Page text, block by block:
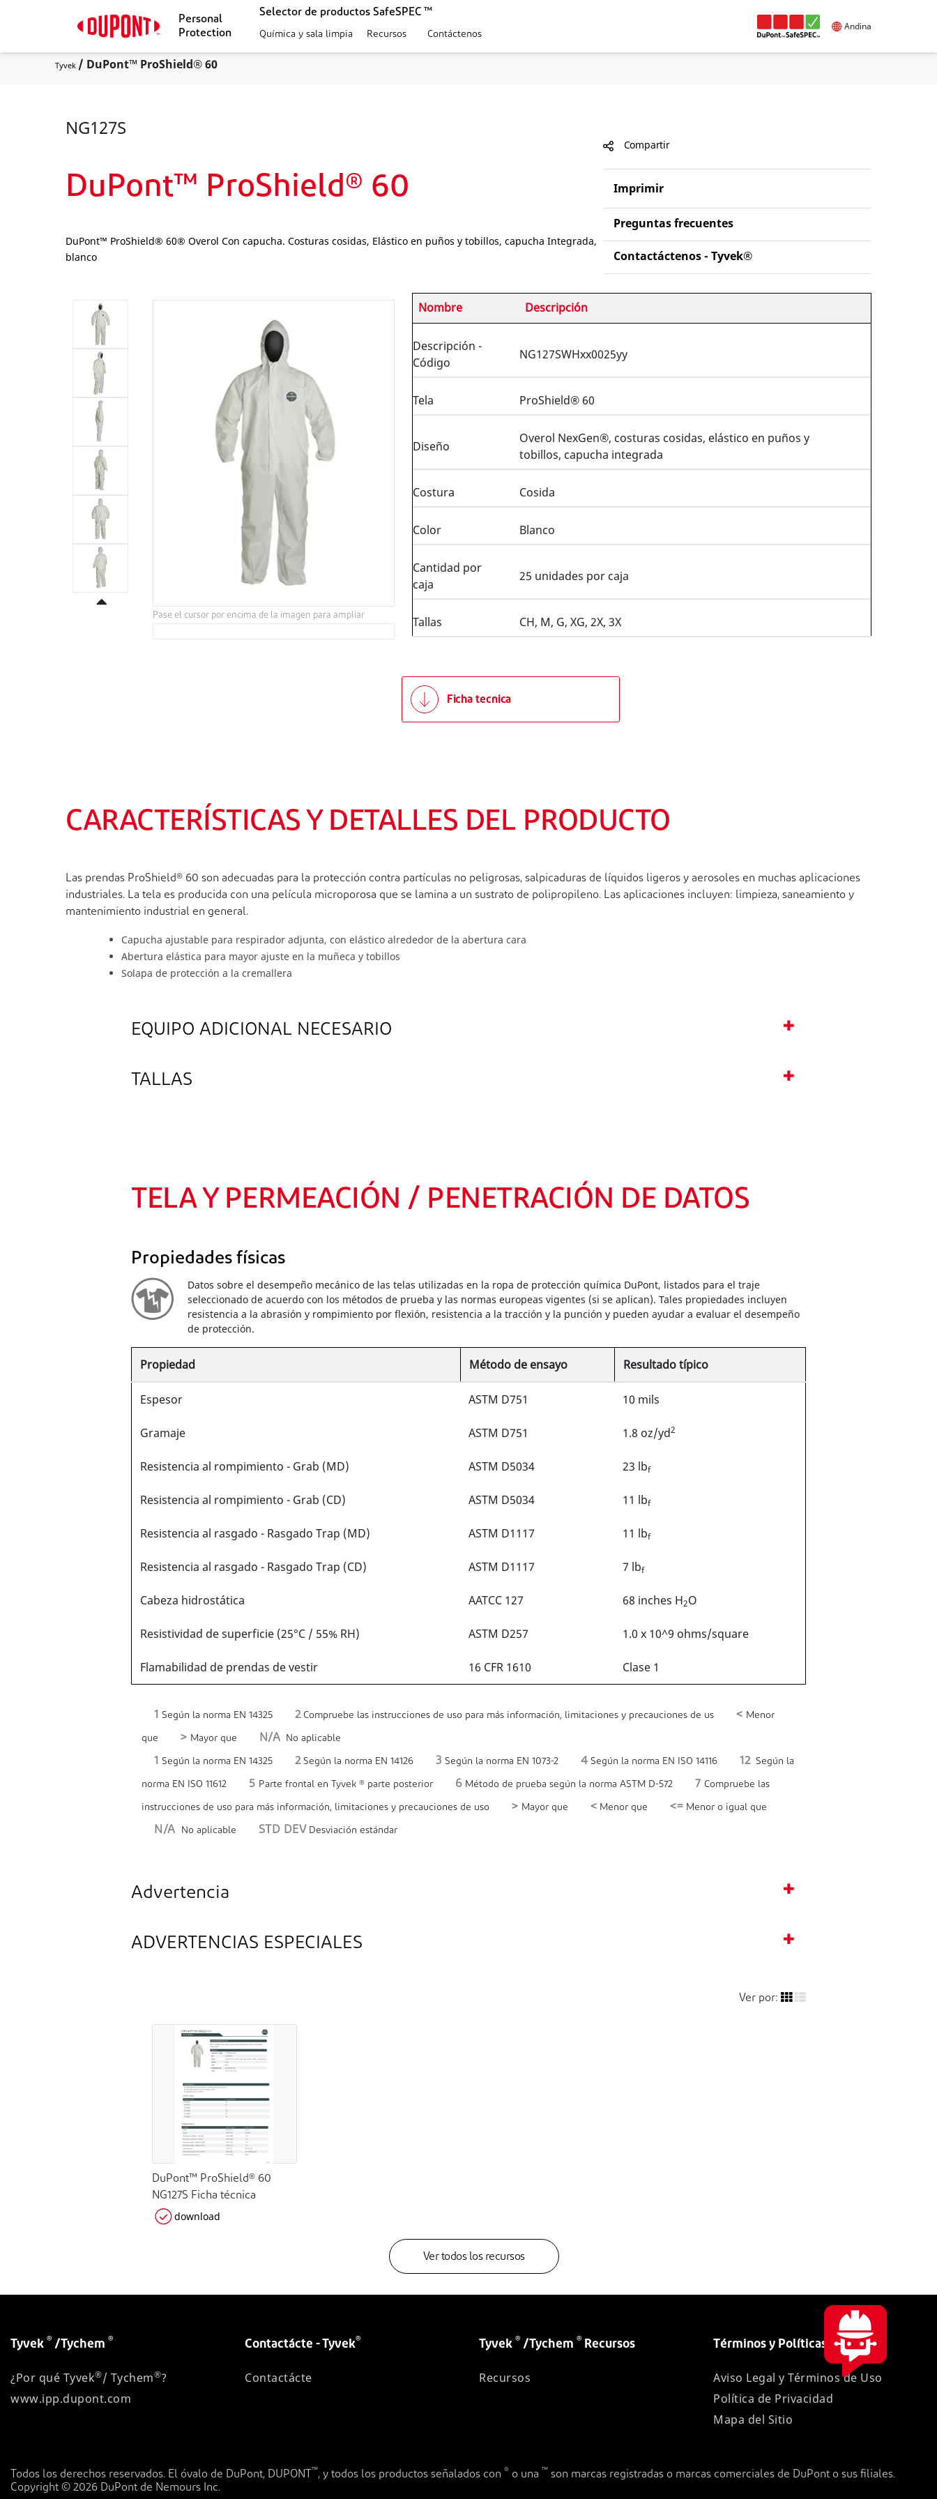
Andina
Personal
Protection
Selector de productos SafeSPEC ™
Química y sala limpia Recursos Contáctenos
Tyvek / DuPont™ ProShield® 60
NG127S
DuPont™ ProShield® 60
DuPont™ ProShield® 60® Overol Con capucha. Costuras cosidas, Elástico en puños y tobillos, capucha Integrada,
blanco
Compartir
Imprimir
Preguntas frecuentes
Contactáctenos - Tyvek®
Pase el cursor por encima de la imagen para ampliar
Nombre Descripción
Descripción -
Código
NG127SWHxx0025yy
Tela ProShield® 60
Diseño
Overol NexGen®, costuras cosidas, elástico en puños y
tobillos, capucha integrada
Costura Cosida
Color Blanco
Cantidad por
caja
25 unidades por caja
Tallas CH, M, G, XG, 2X, 3X
Ficha tecnica
CARACTERÍSTICAS Y DETALLES DEL PRODUCTO
Las prendas ProShield® 60 son adecuadas para la protección contra partículas no peligrosas, salpicaduras de líquidos ligeros y aerosoles en muchas aplicaciones
industriales. La tela es producida con una película microporosa que se lamina a un sustrato de polipropileno. Las aplicaciones incluyen: limpieza, saneamiento y
mantenimiento industrial en general.
Capucha ajustable para respirador adjunta, con elástico alrededor de la abertura cara
Abertura elástica para mayor ajuste en la muñeca y tobillos
Solapa de protección a la cremallera
EQUIPO ADICIONAL NECESARIO
TALLAS
TELA Y PERMEACIÓN / PENETRACIÓN DE DATOS
Propiedades físicas
Datos sobre el desempeño mecánico de las telas utilizadas en la ropa de protección química DuPont, listados para el traje
seleccionado de acuerdo con los métodos de prueba y las normas europeas vigentes (si se aplican). Tales propiedades incluyen
resistencia a la abrasión y rompimiento por flexión, resistencia a la tracción y la punción y pueden ayudar a evaluar el desempeño
de protección.
Propiedad Método de ensayo Resultado típico
Espesor ASTM D751 10 mils
Gramaje ASTM D751 1.8 oz/yd2
Resistencia al rompimiento - Grab (MD) ASTM D5034 23 lbf
Resistencia al rompimiento - Grab (CD) ASTM D5034 11 lbf
Resistencia al rasgado - Rasgado Trap (MD) ASTM D1117 11 lbf
Resistencia al rasgado - Rasgado Trap (CD) ASTM D1117 7 lbf
Cabeza hidrostática AATCC 127 68 inches H2O
Resistividad de superficie (25°C / 55% RH) ASTM D257 1.0 x 10^9 ohms/square
Flamabilidad de prendas de vestir 16 CFR 1610 Clase 1
1 Según la norma EN 14325 2Compruebe las instrucciones de uso para más información, limitaciones y precauciones de us < Menor
que > Mayor que N/A No aplicable
1 Según la norma EN 14325 2Según la norma EN 14126 3 Según la norma EN 1073-2 4 Según la norma EN ISO 14116 12Según la
norma EN ISO 11612 5 Parte frontal en Tyvek ® parte posterior 6 Método de prueba según la norma ASTM D-572 7 Compruebe las
instrucciones de uso para más información, limitaciones y precauciones de uso > Mayor que < Menor que <= Menor o igual que
N/A No aplicable STD DEV Desviación estándar
Advertencia
ADVERTENCIAS ESPECIALES
Ver por:
DuPont™ ProShield® 60
NG127S Ficha técnica
download
Ver todos los recursos
Tyvek ® /Tychem ®
¿Por qué Tyvek®/ Tychem®?
www.ipp.dupont.com
Contactácte - Tyvek®
Contactácte
Tyvek ® /Tychem ® Recursos
Recursos
Términos y Políticas
Aviso Legal y Términos de Uso
Política de Privacidad
Mapa del Sitio
Todos los derechos reservados. El óvalo de DuPont, DUPONT ™, y todos los productos señalados con ® o una ™ son marcas registradas o marcas comerciales de DuPont o sus filiales.
Copyright © 2026 DuPont de Nemours Inc.